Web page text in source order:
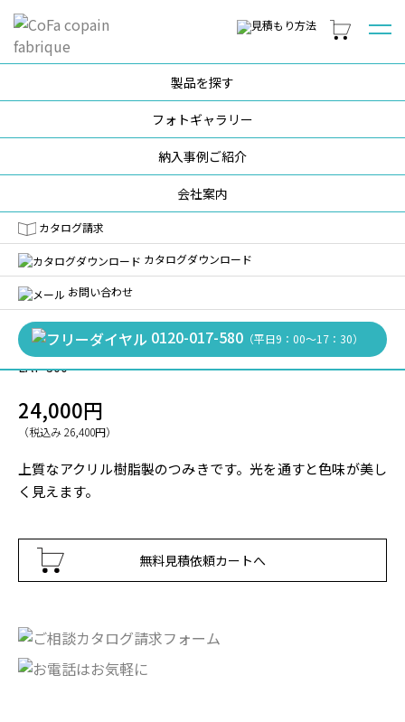
製品を探す
フォトギャラリー
納入事例ご紹介
会社案内
カタログ請求
カタログダウンロード
お問い合わせ
0120-017-580 （平日9：00〜17：30）
ごっこ遊び家具・運動遊具・おもちゃ
#コーナー保育（光のアトリエ）
ルミブロック
LAT-300
24,000円
（税込み 26,400円）
上質なアクリル樹脂製のつみきです。光を通すと色味が美し
く見えます。
無料見積依頼カートへ